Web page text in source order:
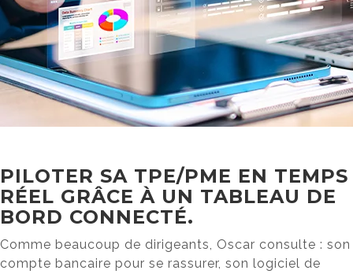
PILOTER SA TPE/PME EN TEMPS
RÉEL GRÂCE À UN TABLEAU DE
BORD CONNECTÉ.
Comme beaucoup de dirigeants, Oscar consulte : son
compte bancaire pour se rassurer, son logiciel de